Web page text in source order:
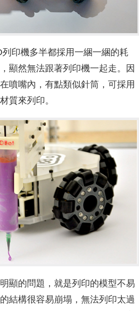
印機多半都採用一綑一綑的耗
顯然無法跟著列印機一起走。因
噴嘴內，有點類似針筒，可採用
質來列印。
顯的問題，就是列印的模型不易
結構很容易崩塌，無法列印太過